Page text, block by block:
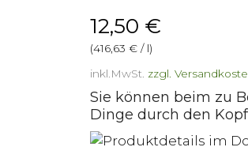
12,50 €
(416,63 € / l)
inkl.MwSt. zzgl.
Sie können beim zu
Dinge durch den